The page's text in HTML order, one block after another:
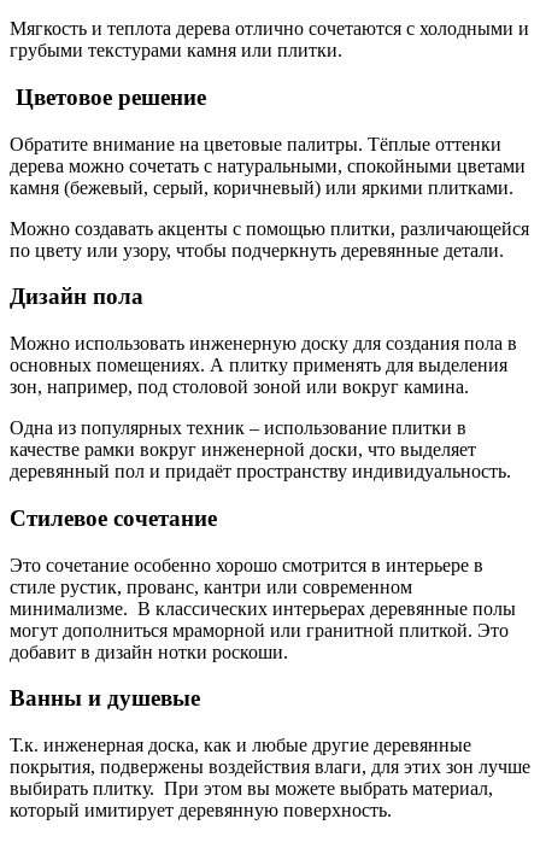
Мягкость и теплота дерева отлично сочетаются с холодными и
грубыми текстурами камня или плитки.
Цветовое решение
Обратите внимание на цветовые палитры. Тёплые оттенки
дерева можно сочетать с натуральными, спокойными цветами
камня (бежевый, серый, коричневый) или яркими плитками.
Можно создавать акценты с помощью плитки, различающейся
по цвету или узору, чтобы подчеркнуть деревянные детали.
Дизайн пола
Можно использовать инженерную доску для создания пола в
основных помещениях. А плитку применять для выделения
зон, например, под столовой зоной или вокруг камина.
Одна из популярных техник – использование плитки в
качестве рамки вокруг инженерной доски, что выделяет
деревянный пол и придаёт пространству индивидуальность.
Стилевое сочетание
Это сочетание особенно хорошо смотрится в интерьере в
стиле рустик, прованс, кантри или современном
минимализме. В классических интерьерах деревянные полы
могут дополниться мраморной или гранитной плиткой. Это
добавит в дизайн нотки роскоши.
Ванны и душевые
Т.к. инженерная доска, как и любые другие деревянные
покрытия, подвержены воздействия влаги, для этих зон лучше
выбирать плитку. При этом вы можете выбрать материал,
который имитирует деревянную поверхность.